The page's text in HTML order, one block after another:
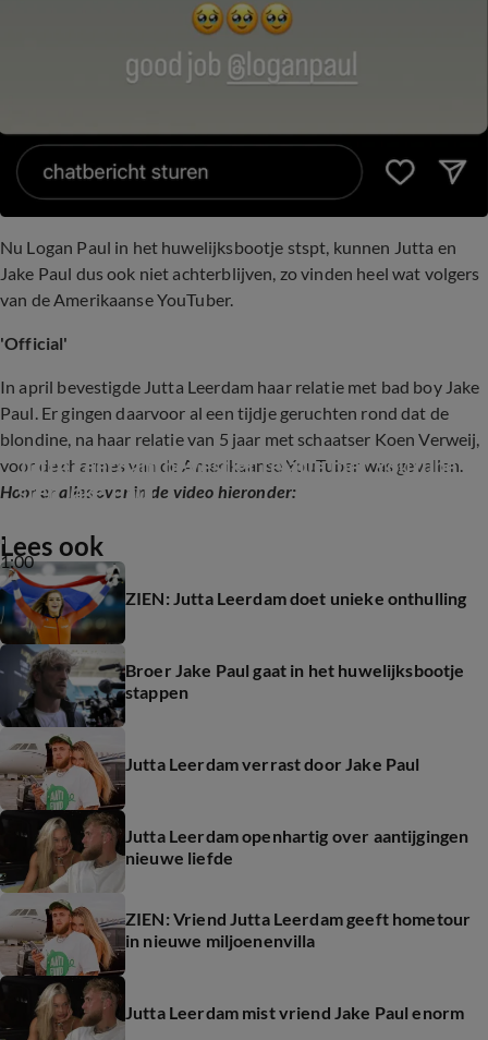
Nu Logan Paul in het huwelijksbootje stspt, kunnen Jutta en
Jake Paul dus ook niet achterblijven, zo vinden heel wat volgers
van de Amerikaanse YouTuber.
'Official'
In april bevestigde Jutta Leerdam haar relatie met bad boy Jake
Paul. Er gingen daarvoor al een tijdje geruchten rond dat de
blondine, na haar relatie van 5 jaar met schaatser Koen Verweij,
voor de charmes van de Amerikaanse YouTuber was gevallen.
Hoor er alles over in de video hieronder:
1:00
Jutta Leerdam bevestigt relatie met YouTube-
ster Jake Paul
Lees ook
ZIEN: Jutta Leerdam doet unieke onthulling
Broer Jake Paul gaat in het huwelijksbootje
stappen
Jutta Leerdam verrast door Jake Paul
Jutta Leerdam openhartig over aantijgingen
nieuwe liefde
ZIEN: Vriend Jutta Leerdam geeft hometour
in nieuwe miljoenenvilla
Jutta Leerdam mist vriend Jake Paul enorm